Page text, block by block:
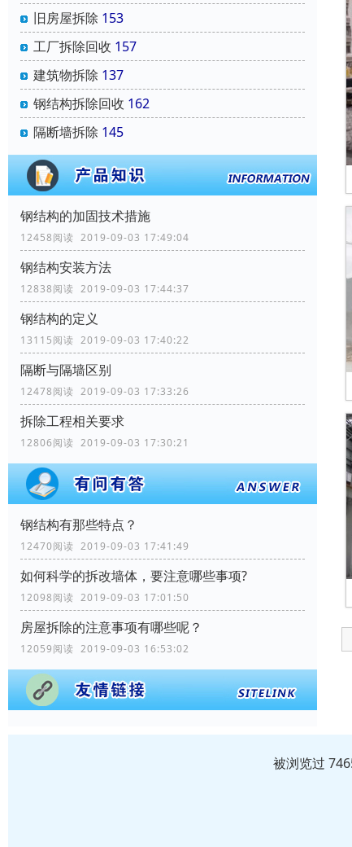
旧房屋拆除 153
工厂拆除回收 157
建筑物拆除 137
钢结构拆除回收 162
隔断墙拆除 145
钢结构的加固技术措施
12458阅读 2019-09-03 17:49:04
钢结构安装方法
12838阅读 2019-09-03 17:44:37
钢结构的定义
13115阅读 2019-09-03 17:40:22
隔断与隔墙区别
12478阅读 2019-09-03 17:33:26
拆除工程相关要求
12806阅读 2019-09-03 17:30:21
钢结构有那些特点？
12470阅读 2019-09-03 17:41:49
如何科学的拆改墙体，要注意哪些事项?
12098阅读 2019-09-03 17:01:50
房屋拆除的注意事项有哪些呢？
12059阅读 2019-09-03 16:53:02
被浏览过